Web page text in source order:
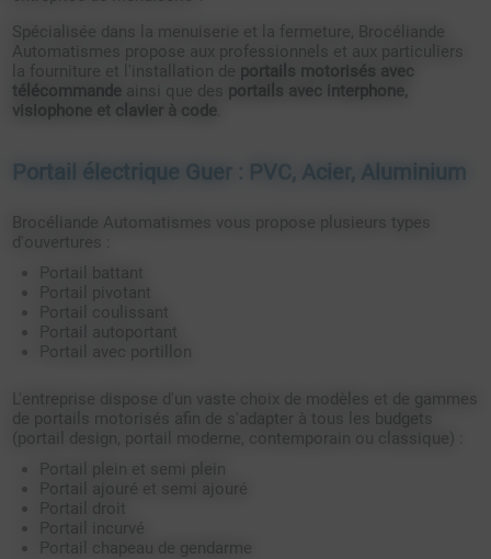
Spécialisée dans la menuiserie et la fermeture, Brocéliande
Automatismes propose aux professionnels et aux particuliers
la fourniture et l'installation de
portails motorisés avec
télécommande ainsi que des
portails avec interphone,
visiophone et clavier à code
Portail électrique Guer : PVC, Acier, Aluminium
Brocéliande Automatismes vous propose plusieurs types
d'ouvertures :
Portail battant
Portail pivotant
Portail coulissant
Portail autoportant
Portail avec portillon
L'entreprise dispose d'un vaste choix de modèles et de gammes
de portails motorisés afin de s'adapter à tous les budgets
(portail design, portail moderne, contemporain ou classique) :
Portail plein et semi plein
Portail ajouré et semi ajouré
Portail droit
Portail incurvé
Portail chapeau de gendarme